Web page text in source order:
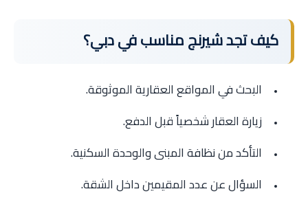
كيف تجد شيرنج مناسب في دبي؟
البحث في المواقع العقارية الموثوقة.
زيارة العقار شخصياً قبل الدفع.
التأكد من نظافة المبنى والوحدة السكنية.
السؤال عن عدد المقيمين داخل الشقة.